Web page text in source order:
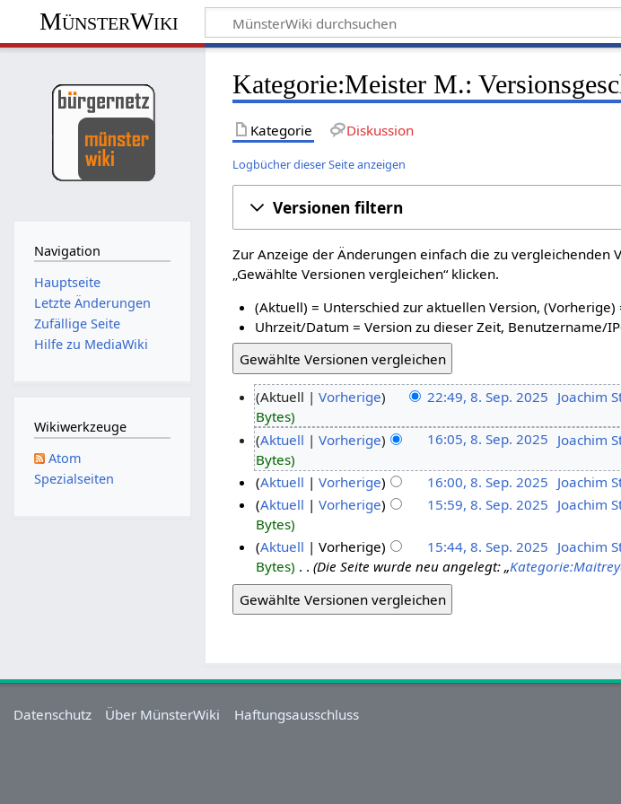
MünsterWiki
Kategorie:Meister M.:
Kategorie Diskussion
Logbücher dieser Seite anzeigen
Versionen filtern
Zur Anzeige der Änderungen einfach die zu vergleichenden
„Gewählte Versionen vergleichen“ klicken.
(Aktuell) = Unterschied zur aktuellen Version,
Uhrzeit/Datum = Version zu dieser Zeit, Benutzername/
Aktuell Vorherige 22:49, 8. Sep. 2025 Joachim
Bytes
Aktuell
Vorherige 16:05, 8. Sep. 2025 Joachim
Bytes
Aktuell
Vorherige 16:00, 8. Sep. 2025 Joachim
Aktuell
Vorherige 15:59, 8. Sep. 2025 Joachim
Bytes
Aktuell
Vorherige 15:44, 8. Sep. 2025 Joachim
Bytes
Die Seite wurde neu angelegt: „
Navigation
Hauptseite
Letzte Änderungen
Zufällige Seite
Hilfe zu MediaWiki
Wikiwerkzeuge
Atom
Spezialseiten
Datenschutz Über MünsterWiki Haftungsausschluss